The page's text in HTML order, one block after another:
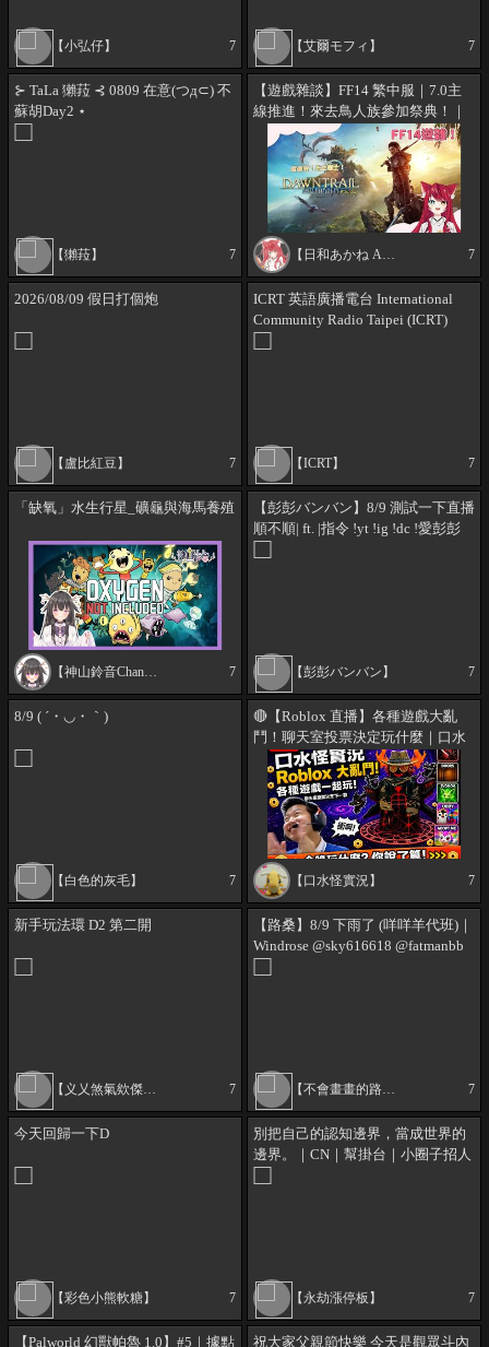
【小弘仔】 7 【艾爾モフィ】 7
⊱ TaLa 獺菈 ⊰ 0809 在意(つд⊂) 不
蘇胡Day2 ⋆
【獺菈】 7
【遊戲雜談】FF14 繁中服｜7.0主
線推進！來去鳥人族參加祭典！｜
🗡️🐦🔥日和茜 Hiyori Akane
【日和あかね Akane Ch.】 7
2026/08/09 假日打個炮
【盧比紅豆】 7
ICRT 英語廣播電台 International
Community Radio Taipei (ICRT)
【ICRT】 7
「缺氧」水生行星_礦龜與海馬養殖
【神山鈴音Channel】 7
【彭彭バンバン】8/9 測試一下直播
順不順| ft. |指令 !yt !ig !dc !愛彭彭
【彭彭バンバン】 7
8/9 ( ´・◡・｀)
【白色的灰毛】 7
🔴【Roblox 直播】各種遊戲大亂
鬥！聊天室投票決定玩什麼｜口水
怪實況 (Portrait)
【口水怪實況】 7
新手玩法環 D2 第二開
【义乂煞氣欸傑森乂义】 7
【路桑】8/9 下雨了 (咩咩羊代班)｜
Windrose @sky616618 @fatmanbb
【不會畫畫的路桑】 7
今天回歸一下D
【彩色小熊軟糖】 7
別把自己的認知邊界，當成世界的
邊界。｜CN｜幫掛台｜小圈子招人
【永劫漲停板】 7
【Palworld 幻獸帕魯 1.0】#5｜據點
祝大家父親節快樂 今天是觀眾斗內